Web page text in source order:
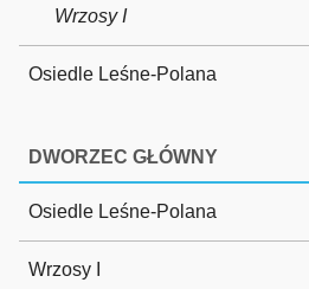
Wrzosy I
Osiedle Leśne-Polana
DWORZEC GŁÓWNY
Osiedle Leśne-Polana
Wrzosy I